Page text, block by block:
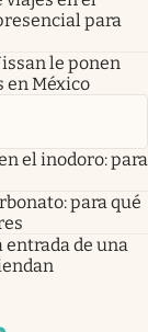
para
le ponen
en México
el inodoro: para
para qué
entrada de una
pestañapestaña
en nueva pestaña